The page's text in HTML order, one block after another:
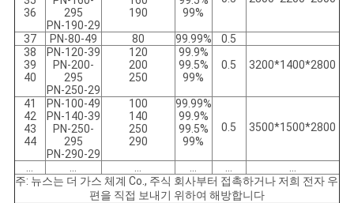
36
295
PN-190-29
190
99%
37 PN-80-49 80 99.99%
0.5
38
39
40
PN-120-39
PN-200-
295
PN-250-29
120
200
250
99.9%
99.5%
99%
0.5 3200*1400*2800
41
42
43
44
PN-100-49
PN-140-39
PN-250-
295
PN-290-29
100
140
250
290
99.99%
99.9%
99.5%
99%
0.5 3500*1500*2800
… … … … …
…
주: 뉴스는 더 가스 체계 Co., 주식 회사부터 접촉하거나 저희 전자 우
편을 직접 보내기 위하여 해방합니다